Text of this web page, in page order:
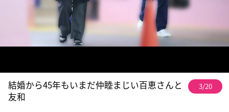
結婚から45年もいまだ仲睦まじい百恵さんと
友和
3/20